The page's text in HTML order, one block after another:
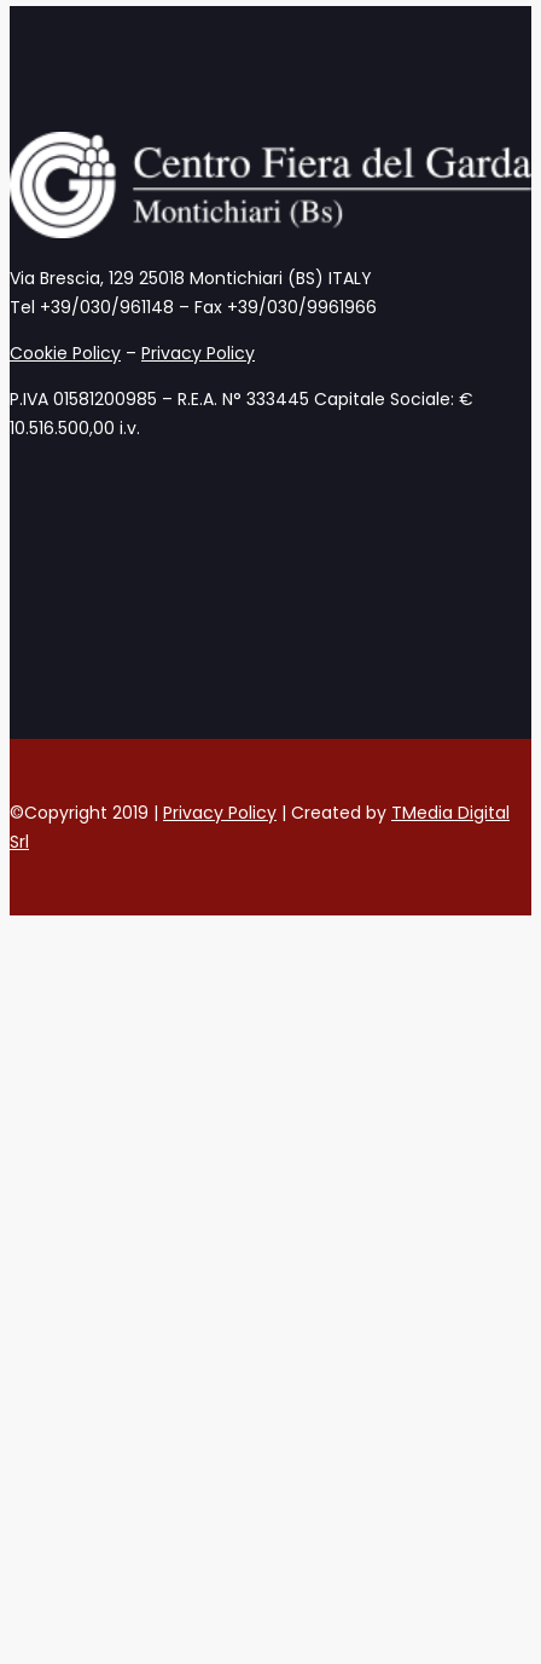
Via Brescia, 129 25018 Montichiari (BS) ITALY
Tel +39/030/961148 – Fax +39/030/9961966
Cookie Policy – Privacy Policy
P.IVA 01581200985 – R.E.A. N° 333445 Capitale Sociale: €
10.516.500,00 i.v.
©Copyright 2019 | Privacy Policy | Created by TMedia Digital
Srl